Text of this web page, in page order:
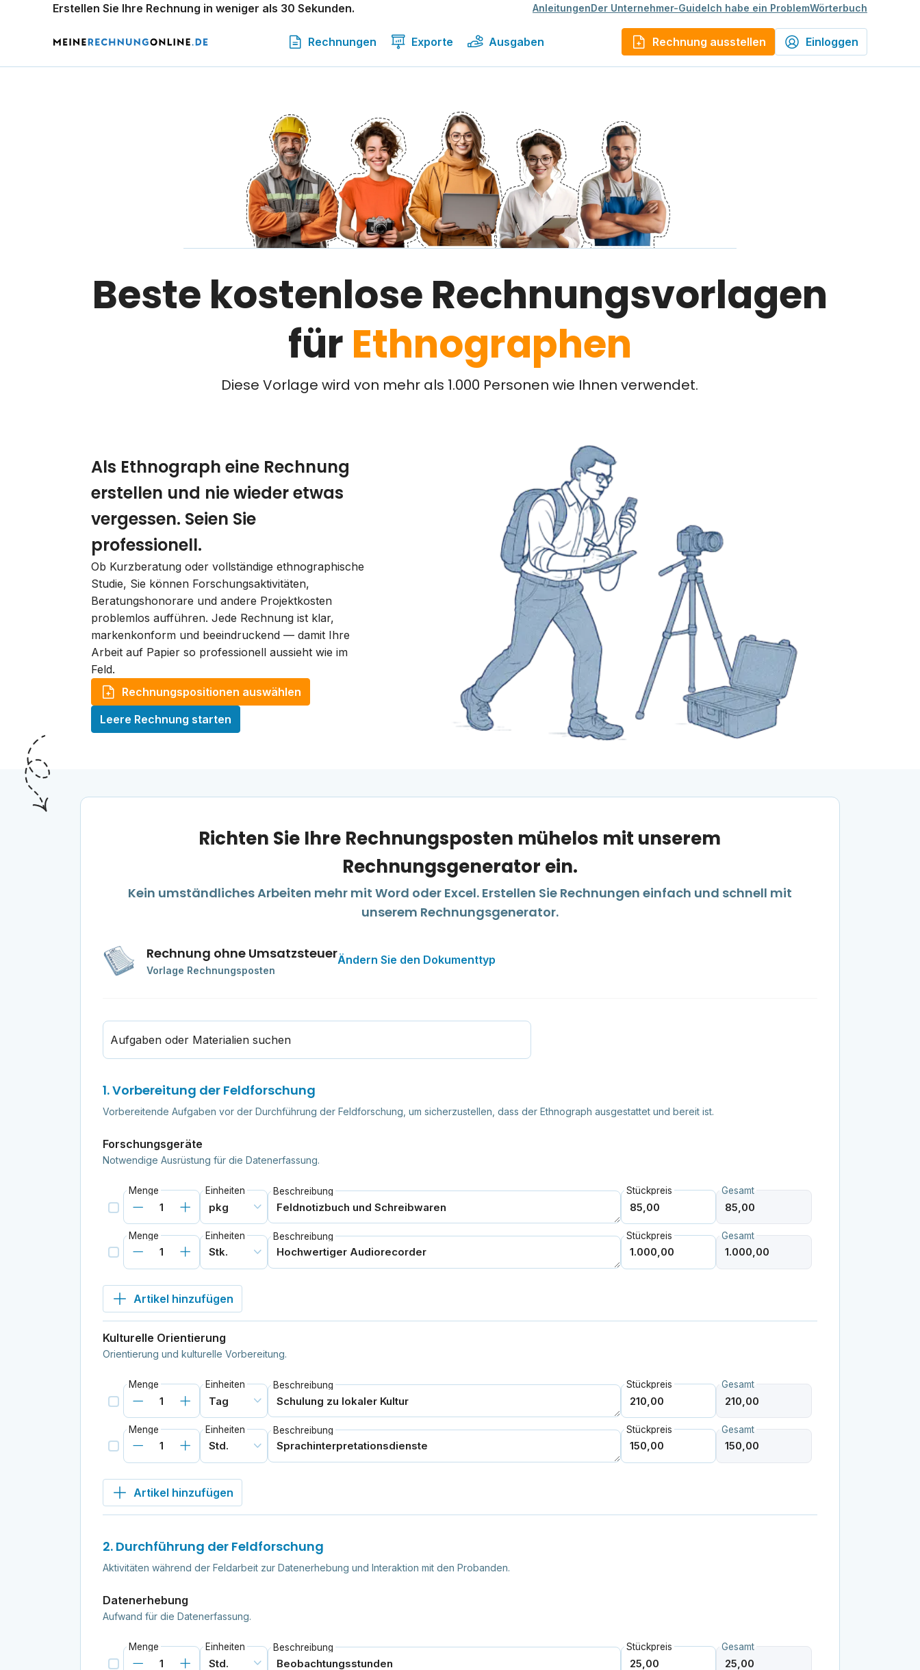
Erstellen Sie Ihre Rechnung in weniger als 30 Sekunden. AnleitungenDer Unternehmer-GuideIch habe ein ProblemWörterbuch
Rechnungen Exporte Ausgaben Rechnung ausstellen Einloggen
Beste kostenlose Rechnungsvorlagen
für Ethnographen
Diese Vorlage wird von mehr als 1.000 Personen wie Ihnen verwendet.
Als Ethnograph eine Rechnung
erstellen und nie wieder etwas
vergessen. Seien Sie
professionell.
Ob Kurzberatung oder vollständige ethnographische
Studie, Sie können Forschungsaktivitäten,
Beratungshonorare und andere Projektkosten
problemlos aufführen. Jede Rechnung ist klar,
markenkonform und beeindruckend — damit Ihre
Arbeit auf Papier so professionell aussieht wie im
Feld.
Rechnungspositionen auswählen
Leere Rechnung starten
Richten Sie Ihre Rechnungsposten mühelos mit unserem
Rechnungsgenerator ein.
Kein umständliches Arbeiten mehr mit Word oder Excel. Erstellen Sie Rechnungen einfach und schnell mit
unserem Rechnungsgenerator.
Rechnung ohne Umsatzsteuer
Vorlage Rechnungsposten
Ändern Sie den Dokumenttyp
Aufgaben oder Materialien suchen
1. Vorbereitung der Feldforschung
Vorbereitende Aufgaben vor der Durchführung der Feldforschung, um sicherzustellen, dass der Ethnograph ausgestattet und bereit ist.
Forschungsgeräte
Notwendige Ausrüstung für die Datenerfassung.
Menge Einheiten Beschreibung Stückpreis Gesamt
Menge Einheiten Beschreibung Stückpreis Gesamt
Artikel hinzufügen
Kulturelle Orientierung
Orientierung und kulturelle Vorbereitung.
Menge Einheiten Beschreibung Stückpreis Gesamt
Menge Einheiten Beschreibung Stückpreis Gesamt
Artikel hinzufügen
2. Durchführung der Feldforschung
Aktivitäten während der Feldarbeit zur Datenerhebung und Interaktion mit den Probanden.
Datenerhebung
Aufwand für die Datenerfassung.
Menge Einheiten Beschreibung Stückpreis Gesamt